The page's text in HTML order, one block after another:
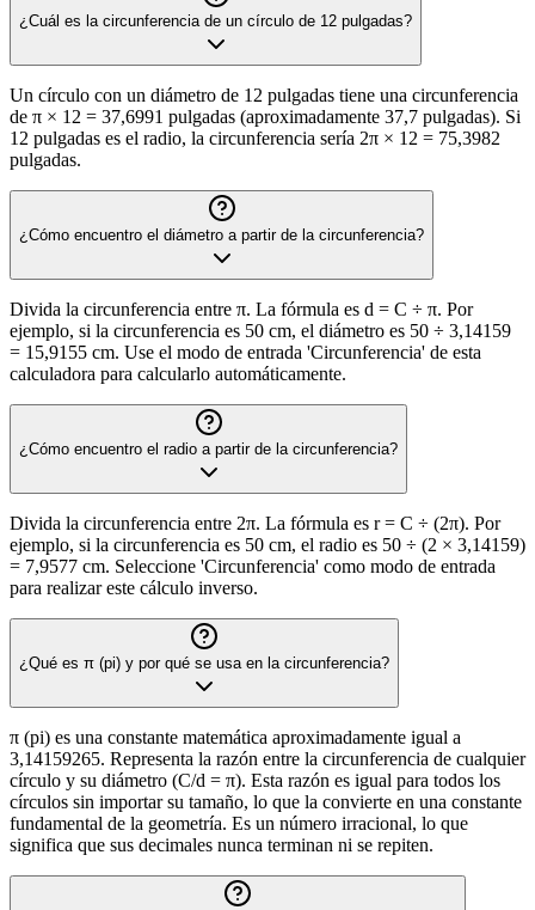
¿Cuál es la circunferencia de un círculo de 12 pulgadas?
Un círculo con un diámetro de 12 pulgadas tiene una circunferencia
de π × 12 = 37,6991 pulgadas (aproximadamente 37,7 pulgadas). Si
12 pulgadas es el radio, la circunferencia sería 2π × 12 = 75,3982
pulgadas.
¿Cómo encuentro el diámetro a partir de la circunferencia?
Divida la circunferencia entre π. La fórmula es d = C ÷ π. Por
ejemplo, si la circunferencia es 50 cm, el diámetro es 50 ÷ 3,14159
= 15,9155 cm. Use el modo de entrada 'Circunferencia' de esta
calculadora para calcularlo automáticamente.
¿Cómo encuentro el radio a partir de la circunferencia?
Divida la circunferencia entre 2π. La fórmula es r = C ÷ (2π). Por
ejemplo, si la circunferencia es 50 cm, el radio es 50 ÷ (2 × 3,14159)
= 7,9577 cm. Seleccione 'Circunferencia' como modo de entrada
para realizar este cálculo inverso.
¿Qué es π (pi) y por qué se usa en la circunferencia?
π (pi) es una constante matemática aproximadamente igual a
3,14159265. Representa la razón entre la circunferencia de cualquier
círculo y su diámetro (C/d = π). Esta razón es igual para todos los
círculos sin importar su tamaño, lo que la convierte en una constante
fundamental de la geometría. Es un número irracional, lo que
significa que sus decimales nunca terminan ni se repiten.